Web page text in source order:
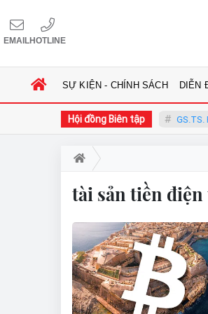
EMAILHOTLINE
SỰ KIỆN - CHÍNH SÁCH DIỄN
Hội đồng Biên tập
Phàn - Chủ tịch Hội đồng GS.TS.
tài sản tiền điện